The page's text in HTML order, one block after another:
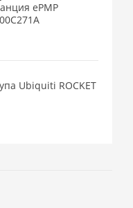
ePMP
Ubiquiti ROCKET